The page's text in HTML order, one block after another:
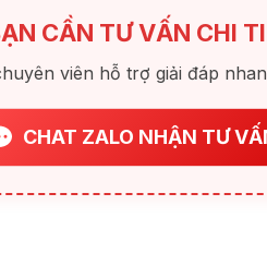
CẦN TƯ VẤN CHI
viên hỗ trợ giải đáp
CHAT ZALO NHẬN TƯ